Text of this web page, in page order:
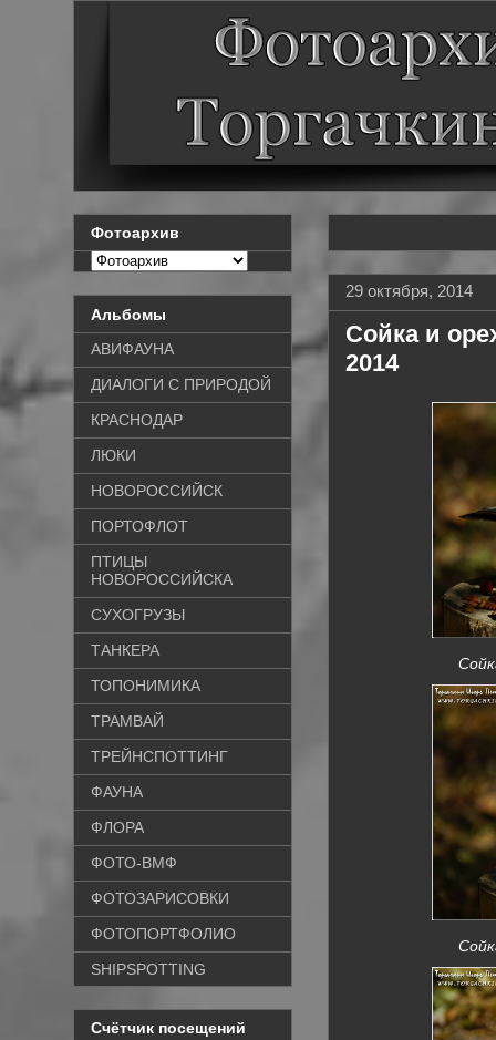
29 октября, 2014
Сойка и
2014
Фотоархив
Альбомы
АВИФАУНА
ДИАЛОГИ С ПРИРОДОЙ
КРАСНОДАР
ЛЮКИ
НОВОРОССИЙСК
ПОРТОФЛОТ
ПТИЦЫ
НОВОРОССИЙСКА
СУХОГРУЗЫ
ТАНКЕРА
ТОПОНИМИКА
ТРАМВАЙ
ТРЕЙНСПОТТИНГ
ФАУНА
ФЛОРА
ФОТО-ВМФ
ФОТОЗАРИСОВКИ
ФОТОПОРТФОЛИО
SHIPSPOTTING
Счётчик посещений